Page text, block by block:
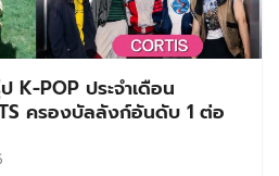
K-POP ประจำเดือน
ครองบัลลังก์อันดับ 1 ต่อ